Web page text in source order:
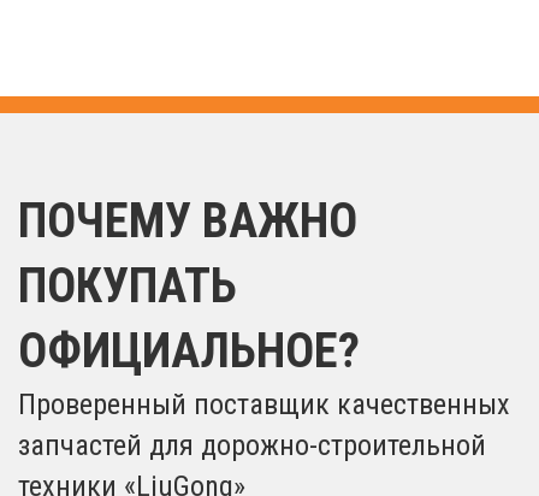
ПОЧЕМУ ВАЖНО
ПОКУПАТЬ
ОФИЦИАЛЬНОЕ?
Проверенный поставщик качественных
запчастей для дорожно-строительной
техники «LiuGong»